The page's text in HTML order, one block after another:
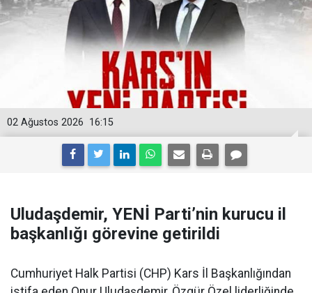
16:15
02 Ağustos 2026
Uludaşdemir, YENİ Parti’nin kurucu il
başkanlığı görevine getirildi
Cumhuriyet Halk Partisi (CHP) Kars İl Başkanlığından